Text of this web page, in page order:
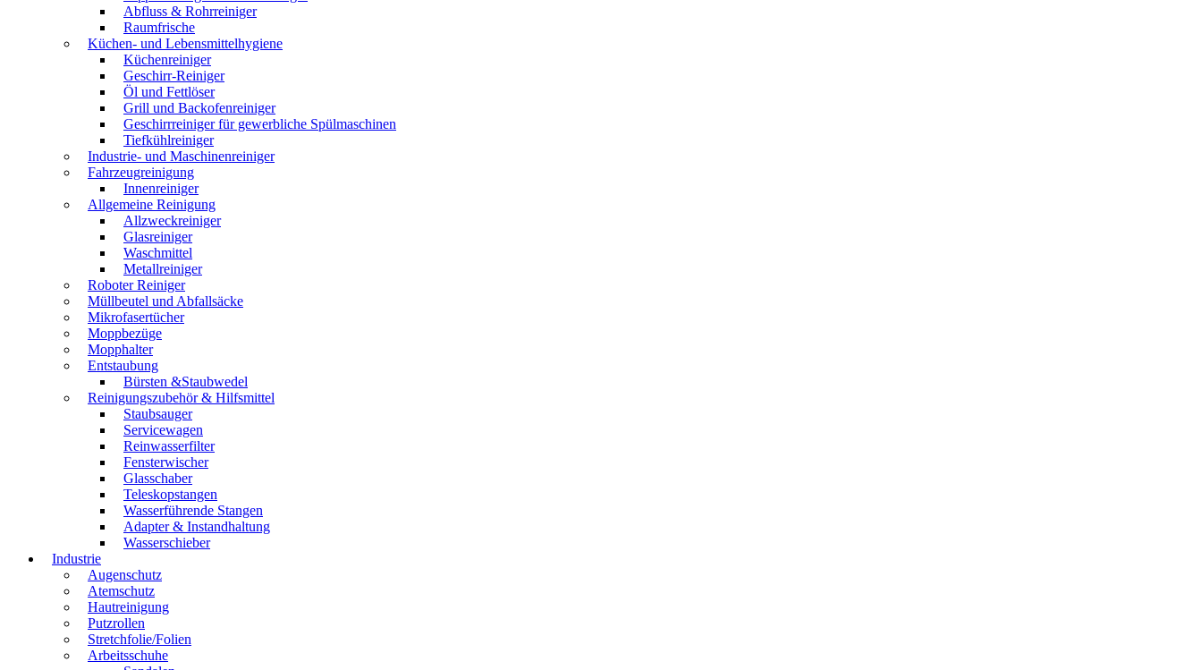
Abfluss & Rohrreiniger
Raumfrische
Küchen- und Lebensmittelhygiene
Küchenreiniger
Geschirr-Reiniger
Öl und Fettlöser
Grill und Backofenreiniger
Geschirrreiniger für gewerbliche Spülmaschinen
Tiefkühlreiniger
Industrie- und Maschinenreiniger
Fahrzeugreinigung
Innenreiniger
Allgemeine Reinigung
Allzweckreiniger
Glasreiniger
Waschmittel
Metallreiniger
Roboter Reiniger
Müllbeutel und Abfallsäcke
Mikrofasertücher
Moppbezüge
Mopphalter
Entstaubung
Bürsten &Staubwedel
Reinigungszubehör & Hilfsmittel
Staubsauger
Servicewagen
Reinwasserfilter
Fensterwischer
Glasschaber
Teleskopstangen
Wasserführende Stangen
Adapter & Instandhaltung
Wasserschieber
Industrie
Augenschutz
Atemschutz
Hautreinigung
Putzrollen
Stretchfolie/Folien
Arbeitsschuhe